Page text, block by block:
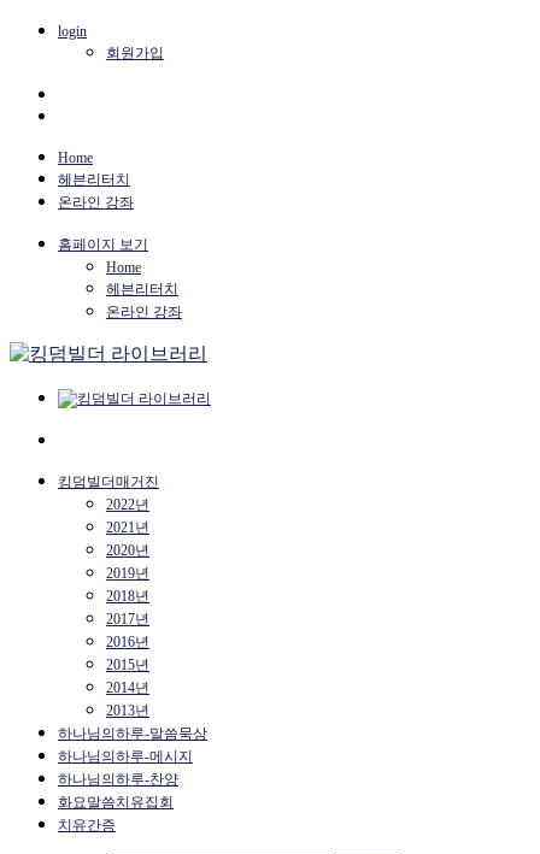
login
회원가입
Home
헤븐리터치
온라인 강좌
홈페이지 보기
Home
헤븐리터치
온라인 강좌
킹덤빌더매거진
2022년
2021년
2020년
2019년
2018년
2017년
2016년
2015년
2014년
2013년
하나님의하루-말씀묵상
하나님의하루-메시지
하나님의하루-찬양
화요말씀치유집회
치유간증